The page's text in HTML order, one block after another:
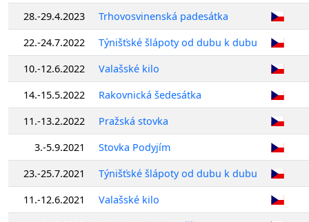
28.-29.4.2023
Trhovosvinenská padesátka
22.-24.7.2022
Týnišťské šlápoty od dubu k dubu
10.-12.6.2022
Valašské kilo
14.-15.5.2022
Rakovnická šedesátka
11.-13.2.2022
Pražská stovka
3.-5.9.2021
Stovka Podyjím
23.-25.7.2021
Týnišťské šlápoty od dubu k dubu
11.-12.6.2021
Valašské kilo